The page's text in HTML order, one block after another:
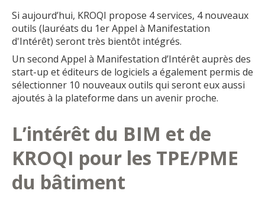
Si aujourd’hui, KROQI propose 4 services, 4 nouveaux
outils (lauréats du 1er Appel à Manifestation
d'Intérêt) seront très bientôt intégrés.
Un second Appel à Manifestation d’Intérêt auprès des
start-up et éditeurs de logiciels a également permis de
sélectionner 10 nouveaux outils qui seront eux aussi
ajoutés à la plateforme dans un avenir proche.
L’intérêt du BIM et de
KROQI pour les TPE/PME
du bâtiment